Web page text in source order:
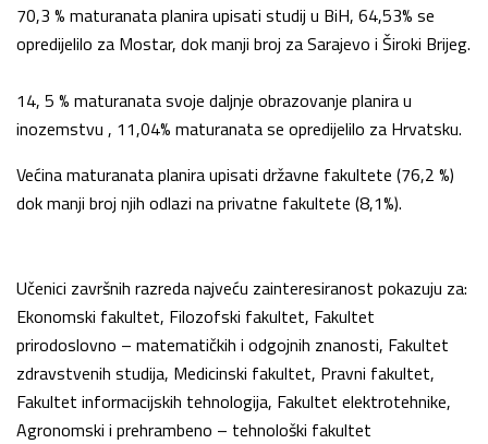
70,3 % maturanata planira upisati studij u BiH, 64,53% se
opredijelilo za Mostar, dok manji broj za Sarajevo i Široki Brijeg.
14, 5 % maturanata svoje daljnje obrazovanje planira u
inozemstvu , 11,04% maturanata se opredijelilo za Hrvatsku.
Većina maturanata planira upisati državne fakultete (76,2 %)
dok manji broj njih odlazi na privatne fakultete (8,1%).
Učenici završnih razreda najveću zainteresiranost pokazuju za:
Ekonomski fakultet, Filozofski fakultet, Fakultet
prirodoslovno – matematičkih i odgojnih znanosti, Fakultet
zdravstvenih studija, Medicinski fakultet, Pravni fakultet,
Fakultet informacijskih tehnologija, Fakultet elektrotehnike,
Agronomski i prehrambeno – tehnološki fakultet